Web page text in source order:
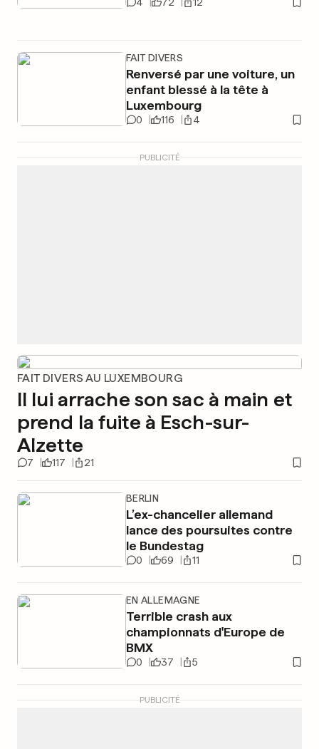
FAIT DIVERS
Renversé par une voiture, un
enfant blessé à la tête à
Luxembourg
0 116 4
PUBLICITÉ
FAIT DIVERS AU LUXEMBOURG
Il lui arrache son sac à main et
prend la fuite à Esch-sur-
Alzette
7 117 21
BERLIN
L’ex-chancelier allemand
lance des poursuites contre
le Bundestag
0 69 11
EN ALLEMAGNE
Terrible crash aux
championnats d'Europe de
BMX
0 37 5
PUBLICITÉ